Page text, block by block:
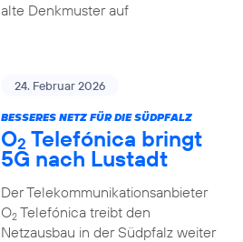
alte Denkmuster auf
24. Februar 2026
BESSERES NETZ FÜR DIE SÜDPFALZ
O2 Telefónica bringt
5G nach Lustadt
Der Telekommunikationsanbieter
O2Telefónica treibt den
Netzausbau in der Südpfalz weiter